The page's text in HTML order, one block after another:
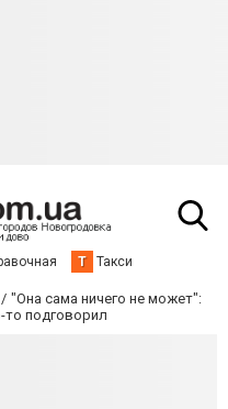
Т Такси
"Она сама ничего не может":
то подговорил